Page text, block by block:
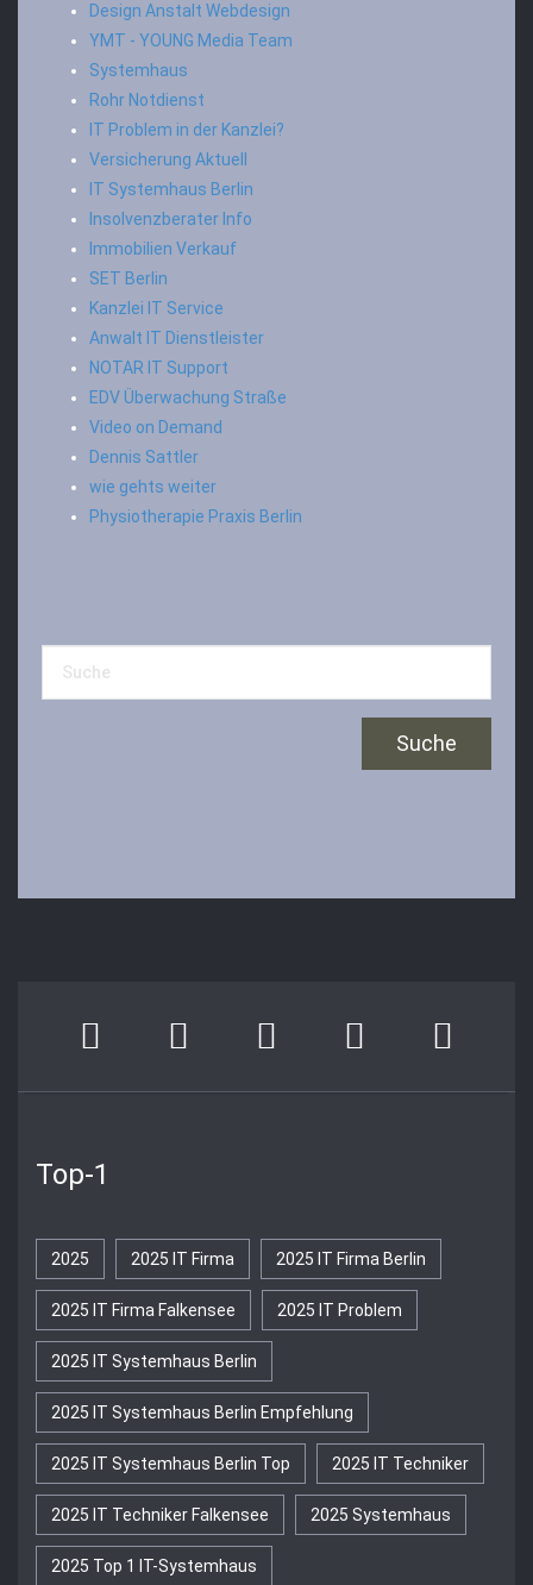
Design Anstalt Webdesign
YMT - YOUNG Media Team
Systemhaus
Rohr Notdienst
IT Problem in der Kanzlei?
Versicherung Aktuell
IT Systemhaus Berlin
Insolvenzberater Info
Immobilien Verkauf
SET Berlin
Kanzlei IT Service
Anwalt IT Dienstleister
NOTAR IT Support
EDV Überwachung Straße
Video on Demand
Dennis Sattler
wie gehts weiter
Physiotherapie Praxis Berlin
Top-1
2025 2025 IT Firma 2025 IT Firma Berlin
2025 IT Firma Falkensee 2025 IT Problem
2025 IT Systemhaus Berlin
2025 IT Systemhaus Berlin Empfehlung
2025 IT Systemhaus Berlin Top 2025 IT Techniker
2025 IT Techniker Falkensee 2025 Systemhaus
2025 Top 1 IT-Systemhaus